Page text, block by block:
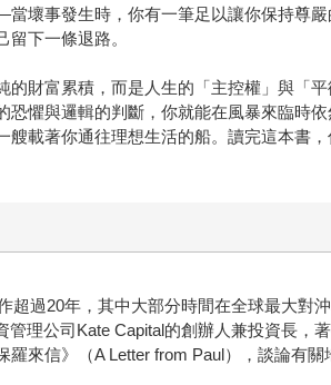
壞事發生時，你有一筆足以讓你保持尊
下一條退路。
財富累積，而是人生的「主控權」與「
懼與邏輯的判斷，你就能在風暴來臨時
載著你通往理想生活的船。讀完這本書
超過20年，其中大部分時間在全球最大
理公司Kate Capital的創辦人兼投資長，
來信》（A Letter from Paul），談論有